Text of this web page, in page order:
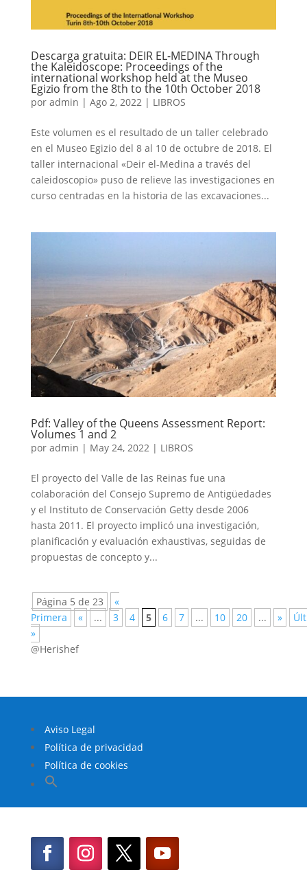
Descarga gratuita: DEIR EL-MEDINA Through
the Kaleidoscope: Proceedings of the
international workshop held at the Museo
Egizio from the 8th to the 10th October 2018
por admin | Ago 2, 2022 | LIBROS
Este volumen es el resultado de un taller celebrado
en el Museo Egizio del 8 al 10 de octubre de 2018. El
taller internacional «Deir el-Medina a través del
caleidoscopio» puso de relieve las investigaciones en
curso centradas en la historia de las excavaciones...
Pdf: Valley of the Queens Assessment Report:
Volumes 1 and 2
por admin | May 24, 2022| LIBROS
El proyecto del Valle de las Reinas fue una
colaboración del Consejo Supremo de Antigüedades
y el Instituto de Conservación Getty desde 2006
hasta 2011. El proyecto implicó una investigación,
planificación y evaluación exhaustivas, seguidas de
propuestas de concepto y...
Página 5 de 23
«
Primera
« ... 3 4 5 6 7 ... 10 20 ... »
»
@Herishef
Aviso Legal
Política de privacidad
Política de cookies
Buscar:
Botón de búsqueda